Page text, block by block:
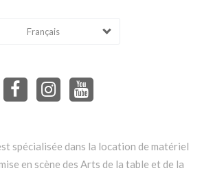
Français
spécialisée dans la location de matériel
en scène des Arts de la table et de la